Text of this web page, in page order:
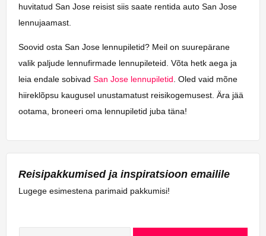
huvitatud San Jose reisist siis saate rentida auto San Jose
lennujaamast.
Soovid osta San Jose lennupiletid? Meil on suurepärane
valik paljude lennufirmade lennupileteid. Võta hetk aega ja
leia endale sobivad San Jose lennupiletid. Oled vaid mõne
hiireklõpsu kaugusel unustamatust reisikogemusest. Ära jää
ootama, broneeri oma lennupiletid juba täna!
Reisipakkumised ja inspiratsioon emailile
Lugege esimestena parimaid pakkumisi!